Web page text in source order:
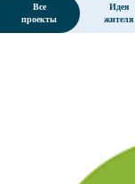
Все
проекты
Идея
жителя